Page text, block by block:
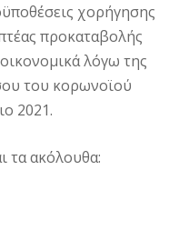
χορήγησης
προκαταβολής
λόγω της
του κορωνοϊού
2021.
τα ακόλουθα: